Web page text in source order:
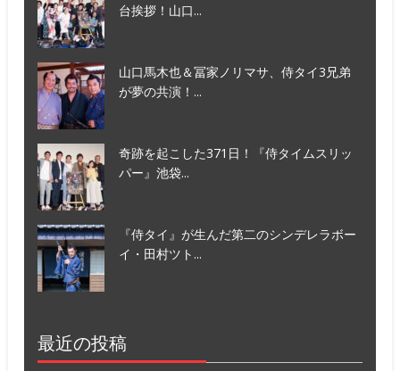
台挨拶！山口...
山口馬木也＆冨家ノリマサ、侍タイ3兄弟
が夢の共演！...
奇跡を起こした371日！『侍タイムスリッ
パー』池袋...
『侍タイ』が生んだ第二のシンデレラボー
イ・田村ツト...
最近の投稿